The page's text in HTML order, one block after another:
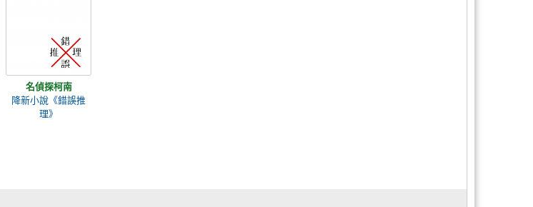
名偵探柯南
降新小說《錯誤推
理》